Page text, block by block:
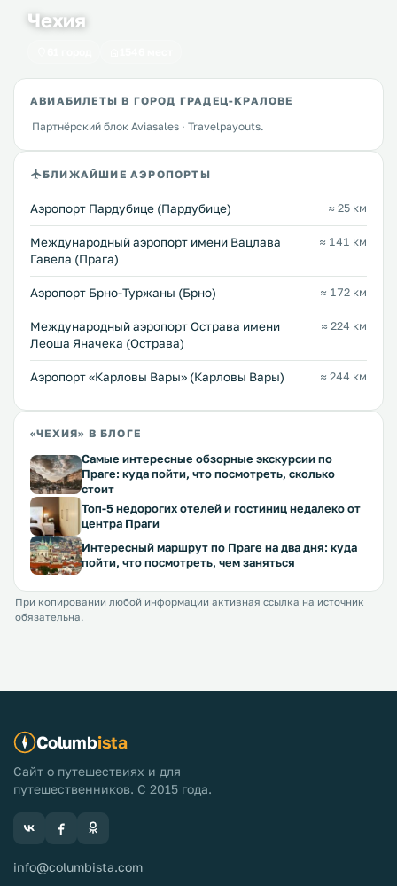
Чехия
АВИАБИЛЕТЫ В ГОРОД ГРАДЕЦ-КРАЛОВЕ
Партнёрский блок Aviasales · Travelpayouts.
БЛИЖАЙШИЕ АЭРОПОРТЫ
Аэропорт Пардубице (Пардубице) ≈ 25 км
Международный аэропорт имени Вацлава
Гавела (Прага)
≈ 141 км
Аэропорт Брно-Туржаны (Брно) ≈ 172 км
Международный аэропорт Острава имени
Леоша Яначека (Острава)
≈ 224 км
Аэропорт «Карловы Вары» (Карловы Вары) ≈ 244 км
«ЧЕХИЯ» В БЛОГЕ
Самые интересные обзорные экскурсии по
Праге: куда пойти, что посмотреть, сколько
стоит
Топ-5 недорогих отелей и гостиниц недалеко от
центра Праги
Интересный маршрут по Праге на два дня: куда
пойти, что посмотреть, чем заняться
При копировании любой информации активная ссылка на источник
обязательна.
Columbista
Сайт о путешествиях и для
путешественников. С 2015 года.
info@columbista.com